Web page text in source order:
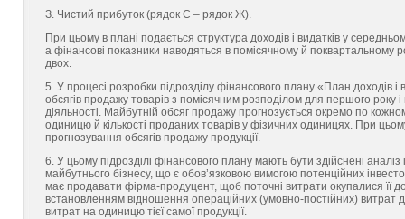
З. Чистий прибуток (рядок Є – рядок Ж).
При цьому в плані подається структура доходів і видатків у
а фінансові показники наводяться в помісячному й поквартальному
двох.
5. У процесі розробки підрозділу фінансового плану «План доходів
обсягів продажу товарів з помісячним розподілом для першого року
діяльності. Майбутній обсяг продажу прогнозується окремо по
одиницю й кількості проданих товарів у фізичних одиницях. При
прогнозування обсягів продажу продукції.
6. У цьому підрозділі фінансового плану мають бути здійснені аналіз
майбутнього бізнесу, що є обов’язковою вимогою потенційних
має продавати фірма-продуцент, щоб поточні витрати окупалися її
встановленням відношення операційних (умовно-постійних) витрат
витрат на одиницю тієї самої продукції.